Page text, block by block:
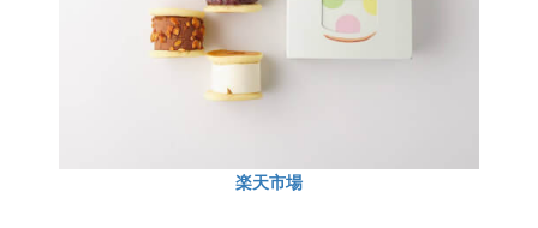
楽天市場